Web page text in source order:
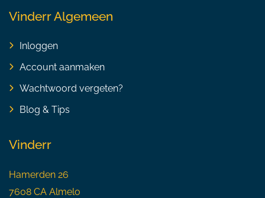
Vinderr Algemeen
Inloggen
Account aanmaken
Wachtwoord vergeten?
Blog & Tips
Vinderr
Hamerden 26
7608 CA Almelo